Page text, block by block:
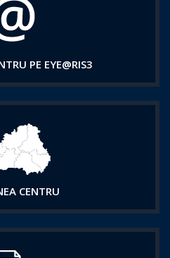
PE EYE@RIS3
CENTRU